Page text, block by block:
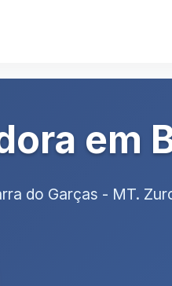
em
do Garças - MT.